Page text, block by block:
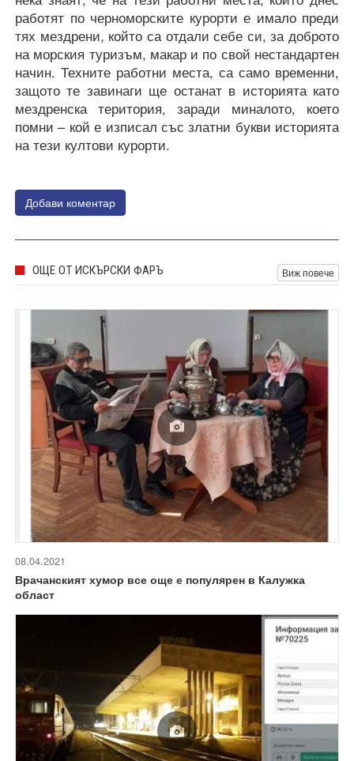
работят по черноморските курорти е имало преди
тях мездрени, който са отдали себе си, за доброто
на морския туризъм, макар и по свой нестандартен
начин. Техните работни места, са само временни,
защото те завинаги ще останат в историята като
мездренска територия, заради миналото, което
помни – кой е изписал със златни букви историята
на тези култови курорти.
Добави коментар
ОЩЕ ОТ ИСКЪРСКИ ФАРЪ Виж повече
08.04.2021
Врачанският хумор все още е популярен в Калужка
област